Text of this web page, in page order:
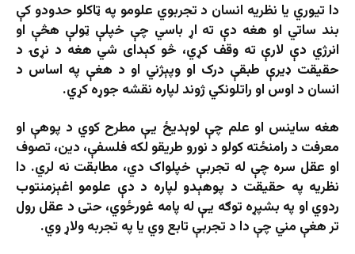
دا تیوري یا نظریه انسان د تجربوي علومو په ټاکلو حدودو کې
بند ساتي او هغه دې ته اړ باسي چې خپلې ټولې هڅې او
انرژي دې لارې ته وقف کړي، څو کېدای شي هغه د نړۍ د
حقیقت ډیرې طبقې درک او وپېژني او د هغې په اساس د
انسان د اوس او راتلونکي ژوند لپاره نقشه جوړه کړي.
هغه ساينس او علم چې لوېديځ يې مطرح کوي د پوهې او
معرفت د رامنځته کولو د نورو طريقو لکه فلسفې، دین، تصوف
او عقل سره چې له تجربې خپلواک دي، مطابقت نه لري. دا
نظریه په حقيقت د پوهېدو لپاره د دې علومو اغېزمنتوب
ردوي او په بشپړه توګه يې له پامه غورځوي، حتی د عقل رول
تر هغې مني چې دا د تجربې تابع وي یا په تجربه ولاړ وي.